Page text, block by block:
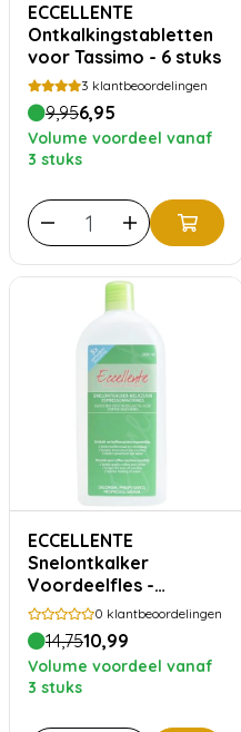
ECCELLENTE
Ontkalkingstabletten
voor Tassimo - 6 stuks
3 klantbeoordelingen
9,956,95
Volume voordeel vanaf
3 stuks
ECCELLENTE
Snelontkalker
Voordeelfles -
Melkzuur
0 klantbeoordelingen
14,7510,99
Volume voordeel vanaf
3 stuks